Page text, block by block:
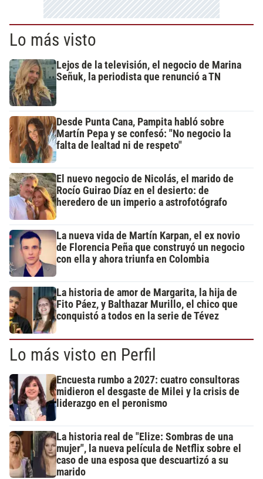
Lo más visto
Lejos de la televisión, el negocio de Marina
Señuk, la periodista que renunció a TN
Desde Punta Cana, Pampita habló sobre
Martín Pepa y se confesó: "No negocio la
falta de lealtad ni de respeto"
El nuevo negocio de Nicolás, el marido de
Rocío Guirao Díaz en el desierto: de
heredero de un imperio a astrofotógrafo
La nueva vida de Martín Karpan, el ex novio
de Florencia Peña que construyó un negocio
con ella y ahora triunfa en Colombia
La historia de amor de Margarita, la hija de
Fito Páez, y Balthazar Murillo, el chico que
conquistó a todos en la serie de Tévez
Lo más visto en Perfil
Encuesta rumbo a 2027: cuatro consultoras
midieron el desgaste de Milei y la crisis de
liderazgo en el peronismo
La historia real de "Elize: Sombras de una
mujer", la nueva película de Netflix sobre el
caso de una esposa que descuartizó a su
marido